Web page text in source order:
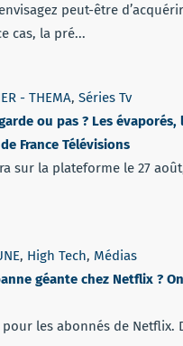
peut-être
cas, la pré...
- THEMA, Séries Tv
ou pas ? Les évaporés,
France Télévisions
sur la plateforme le 27
, High Tech, Médias
géante chez Netflix ?
les abonnés de Netflix.